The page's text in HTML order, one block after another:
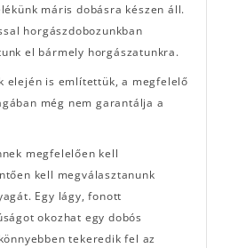
máris dobásra készen áll.
horgászdobozunkban
el bármely horgászatunkra.
elején is említettük, a megfelelő
még nem garantálja a
megfelelően kell
kell megválasztanunk
Egy lágy, fonott
okozhat egy dobós
tekeredik fel az